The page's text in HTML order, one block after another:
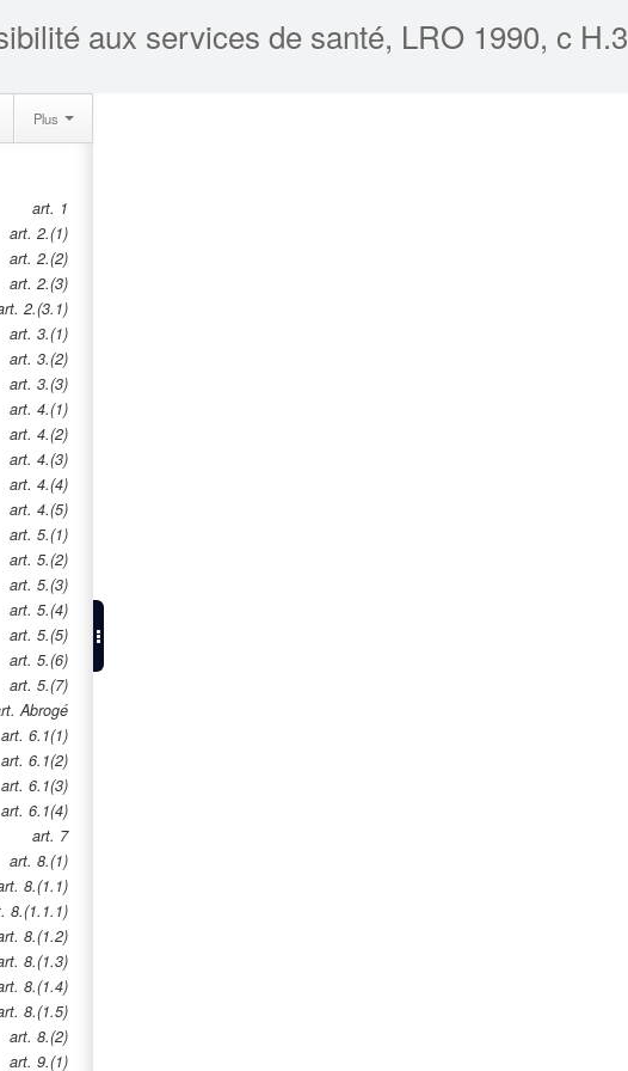
aux services de santé, LRO 1990, c H.3
Plus
art. 1
art. 2.(1)
art. 2.(2)
art. 2.(3)
2.(3.1)
art. 3.(1)
art. 3.(2)
art. 3.(3)
art. 4.(1)
art. 4.(2)
art. 4.(3)
art. 4.(4)
art. 4.(5)
art. 5.(1)
art. 5.(2)
art. 5.(3)
art. 5.(4)
art. 5.(5)
art. 5.(6)
art. 5.(7)
Abrogé
art. 6.1(1)
art. 6.1(2)
art. 6.1(3)
art. 6.1(4)
art. 7
art. 8.(1)
8.(1.1)
8.(1.1.1)
8.(1.2)
8.(1.3)
8.(1.4)
8.(1.5)
art. 8.(2)
art. 9.(1)